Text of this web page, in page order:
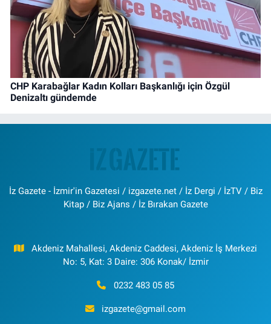
CHP Karabağlar Kadın Kolları Başkanlığı için Özgül
Denizaltı gündemde
İz Gazete - İzmir'in Gazetesi / izgazete.net / İz Dergi / İzTV / Biz
Kitap / Biz Ajans / İz Bırakan Gazete
Akdeniz Mahallesi, Akdeniz Caddesi, Akdeniz İş Merkezi
No: 5, Kat: 3 Daire: 306 Konak/ İzmir
0232 483 05 85
izgazete@gmail.com